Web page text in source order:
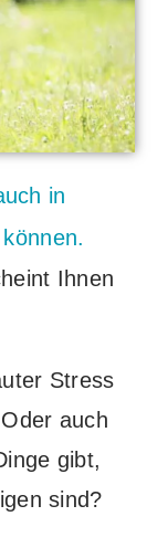
in
Ihnen
Stress
auch
gibt,
sind?